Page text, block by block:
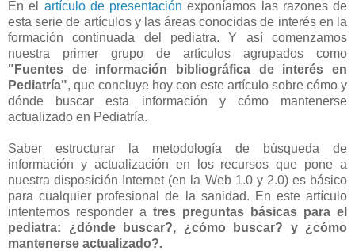
En el artículo de presentación exponíamos las razones de
esta serie de artículos y las áreas conocidas de interés en la
formación continuada del pediatra. Y así comenzamos
nuestra primer grupo de artículos agrupados como
"Fuentes de información bibliográfica de interés en
Pediatría", que concluye hoy con este artículo sobre cómo y
dónde buscar esta información y cómo mantenerse
actualizado en Pediatría.
Saber estructurar la metodología de búsqueda de
información y actualización en los recursos que pone a
nuestra disposición Internet (en la Web 1.0 y 2.0) es básico
para cualquier profesional de la sanidad. En este artículo
intentemos responder a tres preguntas básicas para el
pediatra: ¿dónde buscar?, ¿cómo buscar? y ¿cómo
mantenerse actualizado?.